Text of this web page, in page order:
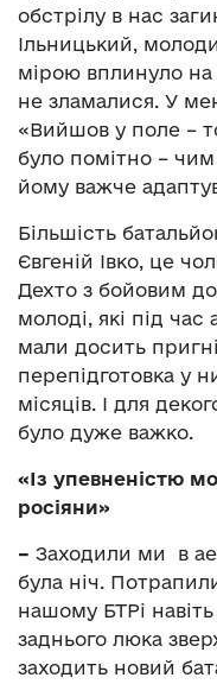
обстрілу в нас
Ільницький,
мірою вплинуло
не зламалися. У
«Вийшов у поле –
було помітно –
йому важче
Більшість
Євгеній Івко, це
Дехто з бойовим
молоді, які під
мали досить
перепідготовка у
місяців. І для
було дуже важко.
«Із упевненістю
росіяни»
– Заходили ми в
була ніч.
нашому БТРі навіть
заднього люка
заходить новий